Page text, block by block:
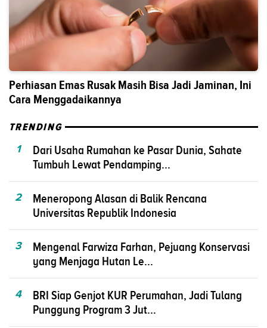
Perhiasan Emas Rusak Masih Bisa Jadi Jaminan, Ini
Cara Menggadaikannya
TRENDING
1
Dari Usaha Rumahan ke Pasar Dunia, Sahate
Tumbuh Lewat Pendamping...
2
Meneropong Alasan di Balik Rencana
Universitas Republik Indonesia
3
Mengenal Farwiza Farhan, Pejuang Konservasi
yang Menjaga Hutan Le...
4
BRI Siap Genjot KUR Perumahan, Jadi Tulang
Punggung Program 3 Jut...